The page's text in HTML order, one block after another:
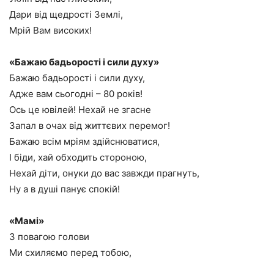
Дари від щедрості Землі,
Мрій Вам високих!
«Бажаю бадьорості і сили духу»
Бажаю бадьорості і сили духу,
Адже вам сьогодні – 80 років!
Ось це ювілей! Нехай не згасне
Запал в очах від життєвих перемог!
Бажаю всім мріям здійснюватися,
І біди, хай обходить стороною,
Нехай діти, онуки до вас завжди прагнуть,
Ну а в душі панує спокій!
«Мамі»
З повагою голови
Ми схиляємо перед тобою,